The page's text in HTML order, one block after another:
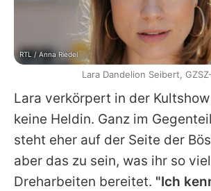
Lara verkörpert in der
keine Heldin. Ganz im
steht eher auf der Seite der
aber das zu sein, was ihr so
Dreharbeiten bereitet. "Ich
RTL / Anna Riedel
Lara Dandelion Seibert,